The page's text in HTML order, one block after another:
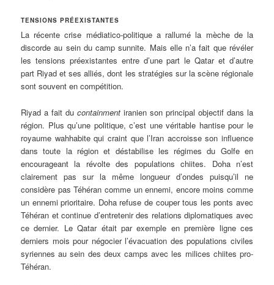
TENSIONS PRÉEXISTANTES
La récente crise médiatico-politique a rallumé la mèche de la
discorde au sein du camp sunnite. Mais elle n’a fait que révéler
les tensions préexistantes entre d’une part le Qatar et d’autre
part Riyad et ses alliés, dont les stratégies sur la scène régionale
sont souvent en compétition.
Riyad a fait ducontainment iranien son principal objectif dans la
région. Plus qu’une politique, c’est une véritable hantise pour le
royaume wahhabite qui craint que l’Iran accroisse son influence
dans toute la région et déstabilise les régimes du Golfe en
encourageant la révolte des populations chiites. Doha n’est
clairement pas sur la même longueur d’ondes puisqu’il ne
considère pas Téhéran comme un ennemi, encore moins comme
un ennemi prioritaire. Doha refuse de couper tous les ponts avec
Téhéran et continue d’entretenir des relations diplomatiques avec
ce dernier. Le Qatar était par exemple en première ligne ces
derniers mois pour négocier l’évacuation des populations civiles
syriennes au sein des deux camps avec les milices chiites pro-
Téhéran.